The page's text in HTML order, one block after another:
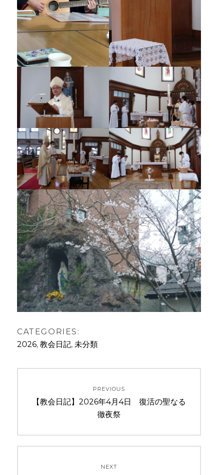
CATEGORIES:
2026, 教会日記, 未分類
ビ
PREVIOUS
Previous
【教会日記】2026年4月4日 復活の聖なる
徹夜祭
NEXT